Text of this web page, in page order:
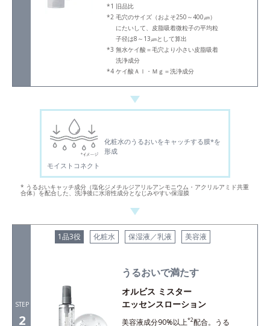
旧品比
毛穴のサイズ（およそ250～400㎛）
にたいして、皮脂吸着微粒子の平均粒
子径は8～13㎛として算出
無水ケイ酸＝毛穴より小さい皮脂吸着
洗浄成分
ケイ酸Ａｌ・Ｍｇ＝洗浄成分
モイストコネクト
化粧水のうるおいをキャッチする膜*を
形成
* うるおいキャッチ成分（塩化ジメチルジアリルアンモニウム・アクリルアミド共重
合体）を配合した、洗浄後に水溶性成分となじみやすい保湿膜
STEP
2
1品3役 化粧水 保湿液／乳液 美容液
うるおいで満たす
オルビス ミスター
エッセンスローション
美容液成分90%以上*2配合。うる